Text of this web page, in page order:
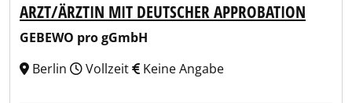
ARZT/ÄRZTIN MIT DEUTSCHER APPROBATION
GEBEWO pro gGmbH
Berlin
Vollzeit Keine Angabe